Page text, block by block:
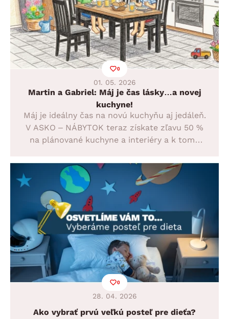
0
01. 05. 2026
Martin a Gabriel: Máj je čas lásky…a novej
kuchyne!
Máj je ideálny čas na novú kuchyňu aj jedáleň.
V ASKO – NÁBYTOK teraz získate zľavu 50 %
na plánované kuchyne a interiéry a k tomu
odporúča jedálenský stôl a stoličky. Tu už nie
je na čo čakať!
0
28. 04. 2026
Ako vybrať prvú veľkú posteľ pre dieťa?